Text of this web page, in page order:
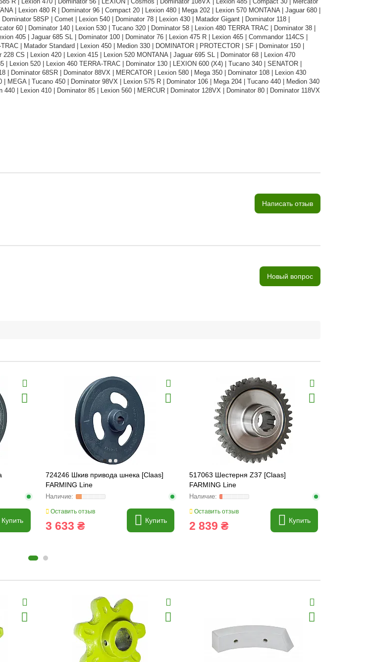
| Lexion 480 R | Dominator 96 | Compact 20 | Lexion 480 | Mega 202 | Lexion 570 MONTANA | Jaguar 680 |
58SP | Comet | Lexion 540 | Dominator 78 | Lexion 430 | Matador Gigant | Dominator 118 |
60 | Dominator 140 | Lexion 530 | Tucano 320 | Dominator 58 | Lexion 480 TERRA TRAC | Dominator 38 |
405 | Jaguar 685 SL | Dominator 100 | Dominator 76 | Lexion 475 R | Lexion 465 | Commandor 114CS |
| Matador Standard | Lexion 450 | Medion 330 | DOMINATOR | PROTECTOR | SF | Dominator 150 |
228 CS | Lexion 420 | Lexion 415 | Lexion 520 MONTANA | Jaguar 695 SL | Dominator 68 | Lexion 470
| Lexion 520 | Lexion 460 TERRA-TRAC | Dominator 130 | LEXION 600 (X4) | Tucano 340 | SENATOR |
| Dominator 68SR | Dominator 88VX | MERCATOR | Lexion 580 | Mega 350 | Dominator 108 | Lexion 430
| MEGA | Tucano 450 | Dominator 98VX | Lexion 575 R | Dominator 106 | Mega 204 | Tucano 440 | Medion 340
440 | Lexion 410 | Dominator 85 | Lexion 560 | MERCUR | Dominator 128VX | Dominator 80 | Dominator 118VX
Написать отзыв
Новый вопрос
Купить
724246 Шкив привода шнека [Claas]
FARMING Line
Оставить отзыв
3 633 ₴ Купить
517063 Шестерня Z37 [Claas]
FARMING Line
Оставить отзыв
2 839 ₴ Купить